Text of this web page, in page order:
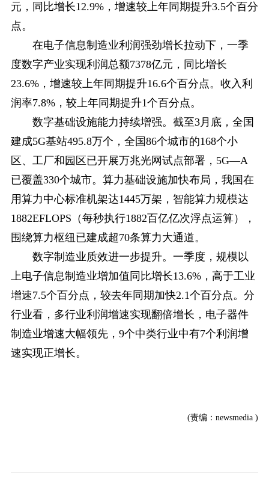
元，同比增长12.9%，增速较上年同期提升3.5个百分
点。
在电子信息制造业利润强劲增长拉动下，一季
度数字产业实现利润总额7378亿元，同比增长
23.6%，增速较上年同期提升16.6个百分点。收入利
润率7.8%，较上年同期提升1个百分点。
数字基础设施能力持续增强。截至3月底，全国
建成5G基站495.8万个，全国86个城市的168个小
区、工厂和园区已开展万兆光网试点部署，5G—A
已覆盖330个城市。算力基础设施加快布局，我国在
用算力中心标准机架达1445万架，智能算力规模达
1882EFLOPS（每秒执行1882百亿亿次浮点运算），
围绕算力枢纽已建成超70条算力大通道。
数字制造业质效进一步提升。一季度，规模以
上电子信息制造业增加值同比增长13.6%，高于工业
增速7.5个百分点，较去年同期加快2.1个百分点。分
行业看，多行业利润增速实现翻倍增长，电子器件
制造业增速大幅领先，9个中类行业中有7个利润增
速实现正增长。
(责编：newsmedia )